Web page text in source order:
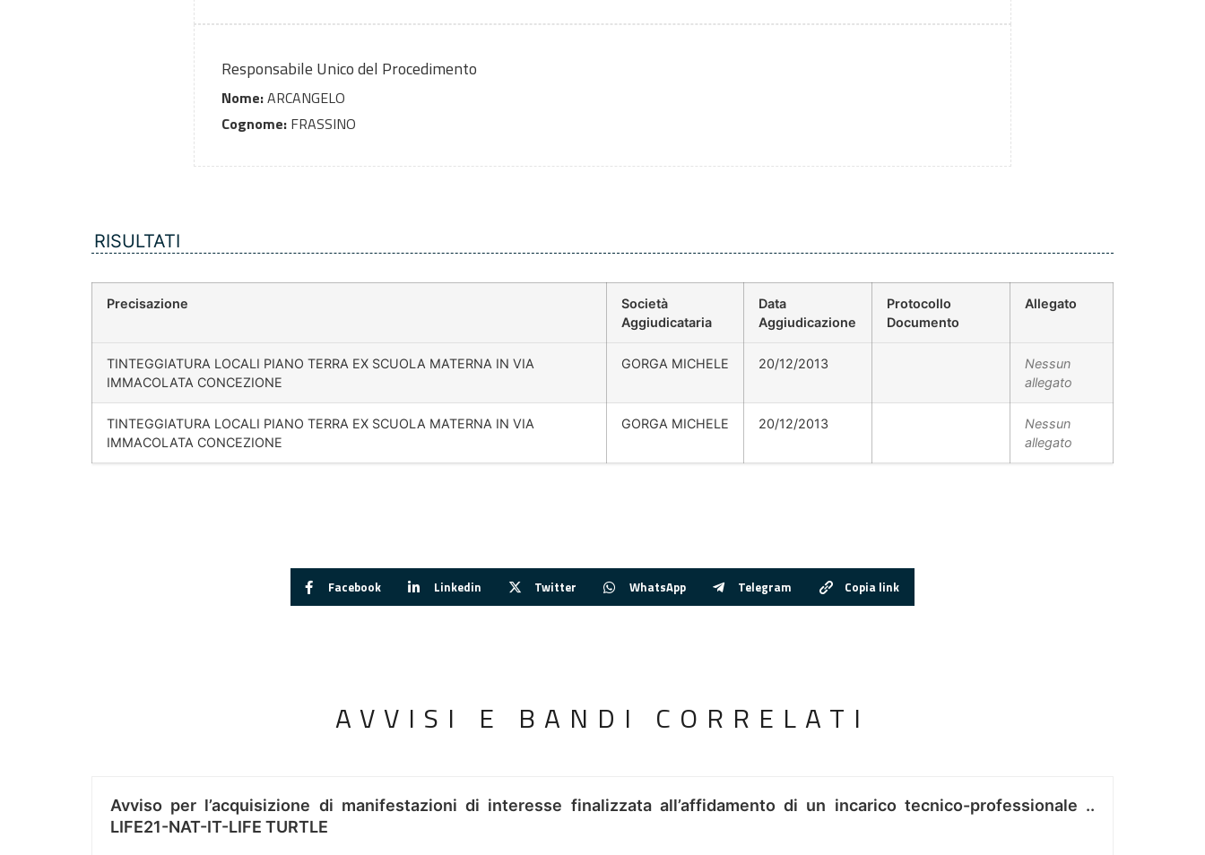
Responsabile Unico del Procedimento
Nome:ARCANGELO
Cognome: FRASSINO
RISULTATI
Precisazione
Società
Aggiudicataria
Data
Aggiudicazione
Protocollo
Documento
Allegato
TINTEGGIATURA LOCALI PIANO TERRA EX SCUOLA MATERNA IN VIA
IMMACOLATA CONCEZIONE
GORGA MICHELE 20/12/2013
Nessun
allegato
TINTEGGIATURA LOCALI PIANO TERRA EX SCUOLA MATERNA IN VIA
IMMACOLATA CONCEZIONE
GORGA MICHELE 20/12/2013
Nessun
allegato
Facebook Linkedin Twitter WhatsApp Telegram Copia link
AVVISI E BANDI CORRELATI
Avviso per l’acquisizione di manifestazioni di interesse finalizzata all’affidamento di un incarico tecnico-professionale ..
LIFE21-NAT-IT-LIFE TURTLE